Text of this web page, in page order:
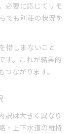
必要に応じてリモ
でも別荘の状況を
惜しまないこと
す。これが結果的
ながります。
訳は大きく異なり
・上下水道の維持